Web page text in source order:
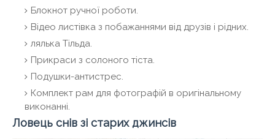
Блокнот ручної роботи.
Відео листівка з побажаннями від друзів і рідних.
лялька Тільда.
Прикраси з солоного тіста.
Подушки-антистрес.
Комплект рам для фотографій в оригінальному
виконанні.
Ловець снів зі старих джинсів